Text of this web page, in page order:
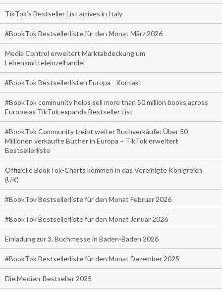
TikTok’s Bestseller List arrives in Italy
#BookTok Bestsellerliste für den Monat März 2026
Media Control erweitert Marktabdeckung um
Lebensmitteleinzelhandel
#BookTok Bestsellerlisten Europa - Kontakt
#BookTok community helps sell more than 50 million books across
Europe as TikTok expands Bestseller List
#BookTok Community treibt weiter Buchverkäufe: Über 50
Millionen verkaufte Bücher in Europa – TikTok erweitert
Bestsellerliste
Offizielle BookTok-Charts kommen in das Vereinigte Königreich
(UK)
#BookTok Bestsellerliste für den Monat Februar 2026
#BookTok Bestsellerliste für den Monat Januar 2026
Einladung zur 3. Buchmesse in Baden-Baden 2026
#BookTok Bestsellerliste für den Monat Dezember 2025
Die Medien-Bestseller 2025